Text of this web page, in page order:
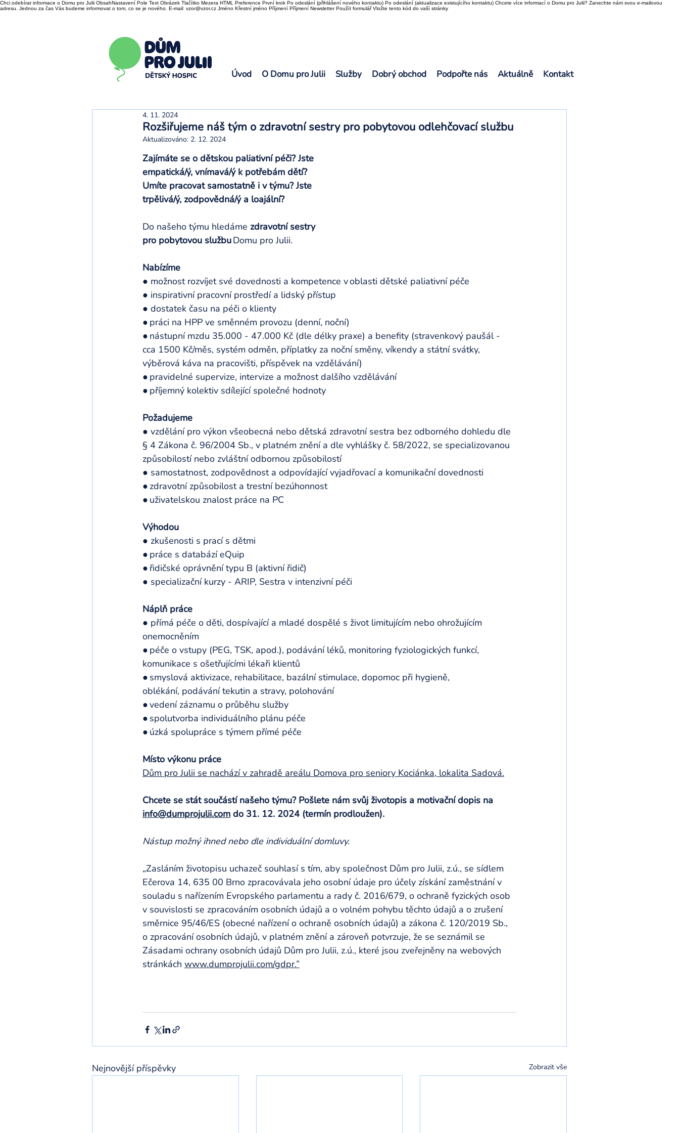
Chci odebírat informace o Domu pro Julii ObsahNastavení Pole Text Obrázek Tlačítko Mezera HTML Preference První krok Po odeslání (přihlášení nového kontaktu) Po odeslání (aktualizace existujícího kontaktu) Chcete více informací o Domu pro Julii? Zanechte nám svou e-mailovou
adresu. Jednou za čas Vás budeme informovat o tom, co se je nového. E-mail: vzor@vzor.cz Jméno Křestní jméno Příjmení Příjmení Newsletter Použít formulář Vložte tento kód do vaší stránky
Úvod O Domu pro Julii Služby Dobrý obchod Podpořte nás Aktuálně Kontakt
Rozšiřujeme náš tým o zdravotní sestry pro pobytovou odlehčovací službu
4. 11. 2024
Aktualizováno: 2. 12. 2024
Zajímáte se o dětskou paliativní péči? Jste
empatická/ý, vnímavá/ý k potřebám dětí?
Umíte pracovat samostatně i v týmu? Jste
trpělivá/ý, zodpovědná/ý a loajální?
Do našeho týmu hledáme zdravotní sestry
pro pobytovou službu Domu pro Julii.
Nabízíme
● možnost rozvíjet své dovednosti a kompetence v oblasti dětské paliativní péče
● inspirativní pracovní prostředí a lidský přístup
● dostatek času na péči o klienty
● práci na HPP ve směnném provozu (denní, noční)
● nástupní mzdu 35.000 - 47.000 Kč (dle délky praxe) a benefity (stravenkový paušál -
cca 1500 Kč/měs, systém odměn, příplatky za noční směny, víkendy a státní svátky,
výběrová káva na pracovišti, příspěvek na vzdělávání)
● pravidelné supervize, intervize a možnost dalšího vzdělávání
● příjemný kolektiv sdílející společné hodnoty
Požadujeme
● vzdělání pro výkon všeobecná nebo dětská zdravotní sestra bez odborného dohledu dle
§ 4 Zákona č. 96/2004 Sb., v platném znění a dle vyhlášky č. 58/2022, se specializovanou
způsobilostí nebo zvláštní odbornou způsobilostí
● samostatnost, zodpovědnost a odpovídající vyjadřovací a komunikační dovednosti
● zdravotní způsobilost a trestní bezúhonnost
● uživatelskou znalost práce na PC
Výhodou
● zkušenosti s prací s dětmi
● práce s databází eQuip
● řidičské oprávnění typu B (aktivní řidič)
● specializační kurzy - ARIP, Sestra v intenzivní péči
Náplň práce
● přímá péče o děti, dospívající a mladé dospělé s život limitujícím nebo ohrožujícím
onemocněním
● péče o vstupy (PEG, TSK, apod.), podávání léků, monitoring fyziologických funkcí,
komunikace s ošetřujícími lékaři klientů
● smyslová aktivizace, rehabilitace, bazální stimulace, dopomoc při hygieně,
oblékání, podávání tekutin a stravy, polohování
● vedení záznamu o průběhu služby
● spolutvorba individuálního plánu péče
● úzká spolupráce s týmem přímé péče
Místo výkonu práce
Dům pro Julii se nachází v zahradě areálu Domova pro seniory Kociánka, lokalita Sadová.
Chcete se stát součástí našeho týmu? Pošlete nám svůj životopis a motivační dopis na
info@dumprojulii.com do 31. 12. 2024 (termín prodloužen).
Nástup možný ihned nebo dle individuální domluvy.
„Zasláním životopisu uchazeč souhlasí s tím, aby společnost Dům pro Julii, z.ú., se sídlem
Ečerova 14, 635 00 Brno zpracovávala jeho osobní údaje pro účely získání zaměstnání v
souladu s nařízením Evropského parlamentu a rady č. 2016/679, o ochraně fyzických osob
v souvislosti se zpracováním osobních údajů a o volném pohybu těchto údajů a o zrušení
směrnice 95/46/ES (obecné nařízení o ochraně osobních údajů) a zákona č. 120/2019 Sb.,
o zpracování osobních údajů, v platném znění a zároveň potvrzuje, že se seznámil se
Zásadami ochrany osobních údajů Dům pro Julii, z.ú., které jsou zveřejněny na webových
stránkách www.dumprojulii.com/gdpr.”
Nejnovější příspěvky Zobrazit vše